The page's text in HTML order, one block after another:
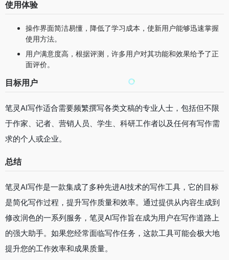
使用体验
操作界面简洁易懂，降低了学习成本，使新用户能够迅速掌握
使用方法。
用户满意度高，根据评测，许多用户对其功能和效果给予了正
面评价。
目标用户
笔灵AI写作适合需要频繁撰写各类文稿的专业人士，包括但不限
于作家、记者、营销人员、学生、科研工作者以及任何有写作需
求的个人或企业。
总结
笔灵AI写作是一款集成了多种先进AI技术的写作工具，它的目标
是简化写作过程，提升写作质量和效率。通过提供从内容生成到
修改润色的一系列服务，笔灵AI写作旨在成为用户在写作道路上
的强大助手。如果您经常面临写作任务，这款工具可能会极大地
提升您的工作效率和成果质量。